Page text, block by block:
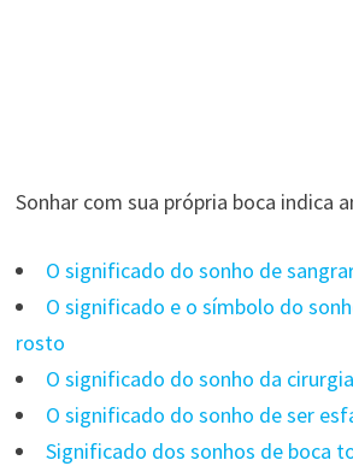
Sonhar com sua própria boca indica
O significado do sonho de
O significado e o símbolo do
rosto
O significado do sonho da
O significado do sonho de ser
Significado dos sonhos de boca